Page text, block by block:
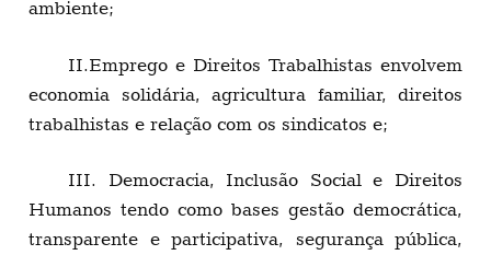
ambiente;
II.Emprego e Direitos Trabalhistas envolvem
economia solidária, agricultura familiar, direitos
trabalhistas e relação com os sindicatos e;
III. Democracia, Inclusão Social e Direitos
Humanos tendo como bases gestão democrática,
transparente e participativa, segurança pública,